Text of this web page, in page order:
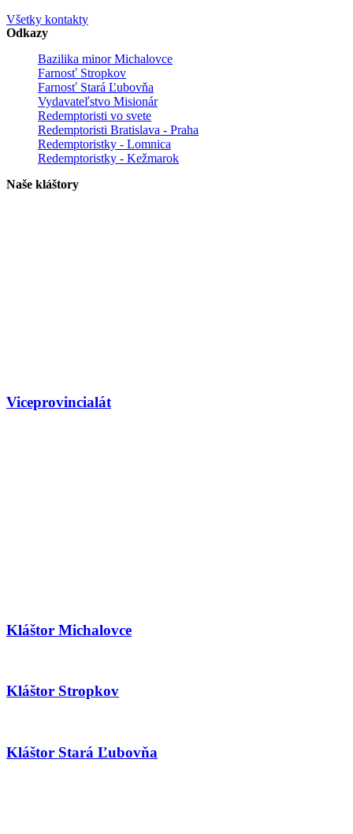
Všetky kontakty
Odkazy
Bazilika minor Michalovce
Farnosť Stropkov
Farnosť Stará Ľubovňa
Vydavateľstvo Misionár
Redemptoristi vo svete
Redemptoristi Bratislava - Praha
Redemptoristky - Lomnica
Redemptoristky - Kežmarok
Naše kláštory
Viceprovincialát
Kláštor Michalovce
Kláštor Stropkov
Kláštor Stará Ľubovňa